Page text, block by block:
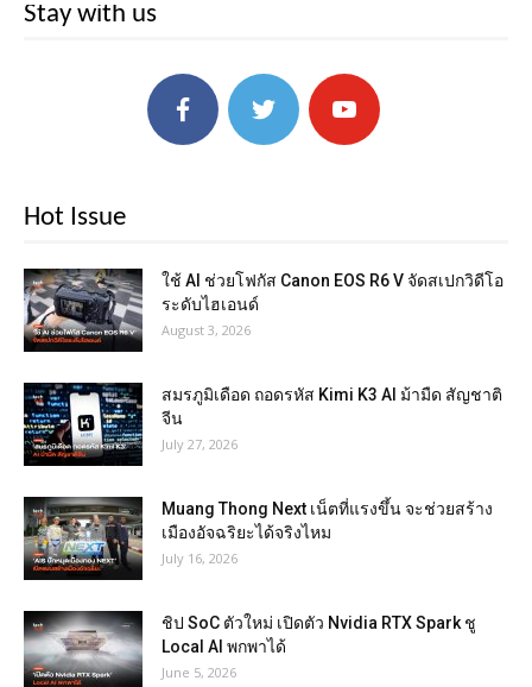
Stay with us
Hot Issue
ใช้ AI ช่วยโฟกัส Canon EOS R6 V จัดสเปกวิดีโอ
ระดับไฮเอนด์
August 3, 2026
สมรภูมิเดือด ถอดรหัส Kimi K3 AI ม้ามืด สัญชาติ
จีน
July 27, 2026
Muang Thong Next เน็ตที่แรงขึ้น จะช่วยสร้าง
เมืองอัจฉริยะได้จริงไหม
July 16, 2026
ชิป SoC ตัวใหม่ เปิดตัว Nvidia RTX Spark ชู
Local AI พกพาได้
June 5, 2026